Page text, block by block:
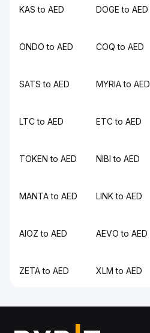
KAS to AED DOGE to AED
ONDO to AED COQ to AED
SATS to AED MYRIA to AED
LTC to AED ETC to AED
TOKEN to AED NIBI to AED
MANTA to AED LINK to AED
AIOZ to AED AEVO to AED
ZETA to AED XLM to AED